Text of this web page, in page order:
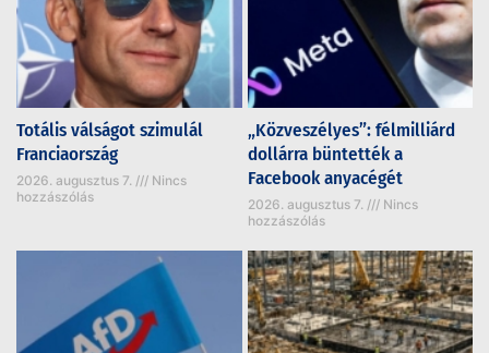
Totális válságot szimulál
Franciaország
2026. augusztus 7.
Nincs
hozzászólás
„Közveszélyes”: félmilliárd
dollárra büntették a
Facebook anyacégét
2026. augusztus 7.
Nincs
hozzászólás